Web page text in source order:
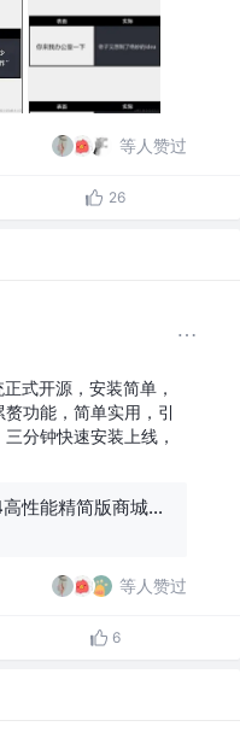
等人赞过
26
式开源，安装简单，
功能，简单实用，引
分钟快速安装上线，
众邦科技/CRMEB v4高性能精简版商城系统
等人赞过
6